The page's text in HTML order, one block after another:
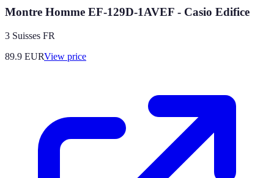
Montre Homme EF-129D-1AVEF - Casio Edifice
3 Suisses FR
89.9 EURView price